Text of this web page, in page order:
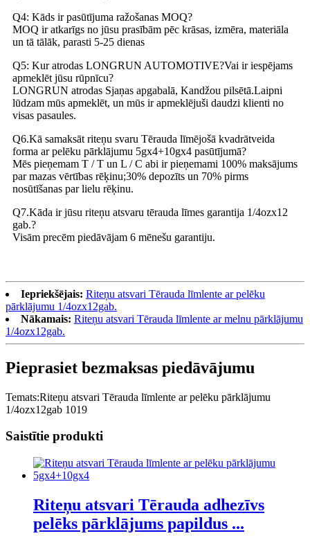
Q4: Kāds ir pasūtījuma ražošanas MOQ?
MOQ ir atkarīgs no jūsu prasībām pēc krāsas, izmēra, materiāla
un tā tālāk, parasti 5-25 dienas
Q5: Kur atrodas LONGRUN AUTOMOTIVE?Vai ir iespējams
apmeklēt jūsu rūpnīcu?
LONGRUN atrodas Sjaņas apgabalā, Kandžou pilsētā.Laipni
lūdzam mūs apmeklēt, un mūs ir apmeklējuši daudzi klienti no
visas pasaules.
Q6.Kā samaksāt riteņu svaru Tērauda līmējošā kvadrātveida
forma ar pelēku pārklājumu 5gx4+10gx4 pasūtījumā?
Mēs pieņemam T / T un L / C abi ir pieņemami 100% maksājums
par mazas vērtības rēķinu;30% depozīts un 70% pirms
nosūtīšanas par lielu rēķinu.
Q7.Kāda ir jūsu riteņu atsvaru tērauda līmes garantija 1/4ozx12
gab.?
Visām precēm piedāvājam 6 mēnešu garantiju.
Iepriekšējais: Riteņu atsvari Tērauda līmlente ar pelēku
pārklājumu 1/4ozx12gab.
Nākamais: Riteņu atsvari Tērauda līmlente ar melnu pārklājumu
1/4ozx12gab.
Pieprasiet bezmaksas piedāvājumu
Temats:Riteņu atsvari Tērauda līmlente ar pelēku pārklājumu
1/4ozx12gab 1019
Saistītie produkti
Riteņu atsvari Tērauda adhezīvs
pelēks pārklājums papildus ...